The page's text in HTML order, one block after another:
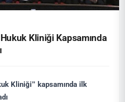
Kliniği Kapsamında
Kliniği” kapsamında ilk